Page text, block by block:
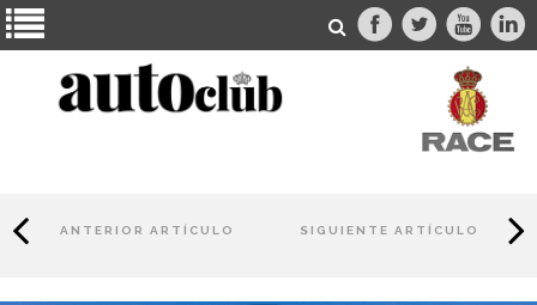
ANTERIOR ARTÍCULO SIGUIENTE ARTÍCULO